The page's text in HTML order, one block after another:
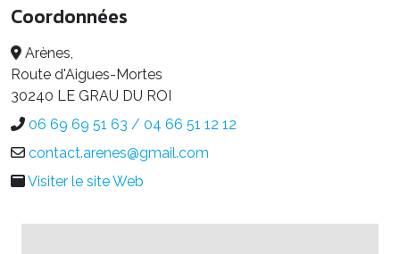
Coordonnées
Arènes,
Route d'Aigues-Mortes
30240 LE GRAU DU ROI
06 69 69 51 63 / 04 66 51 12 12
contact.arenes@gmail.com
Visiter le site Web